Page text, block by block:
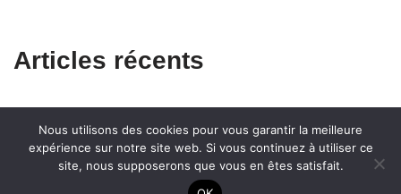
Articles récents
Nous utilisons des cookies pour vous garantir la meilleure
expérience sur notre site web. Si vous continuez à utiliser ce
site, nous supposerons que vous en êtes satisfait.